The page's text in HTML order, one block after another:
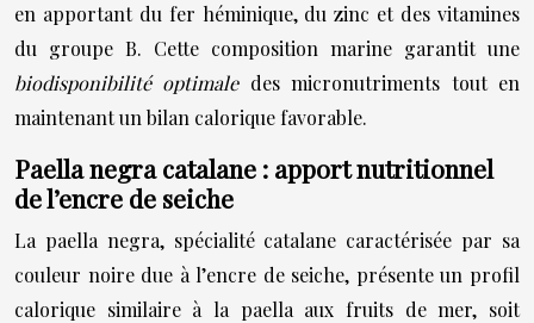
en apportant du fer héminique, du zinc et des vitamines
du groupe B. Cette composition marine garantit une
biodisponibilité optimale des micronutriments tout en
maintenant un bilan calorique favorable.
Paella negra catalane : apport nutritionnel
de l’encre de seiche
La paella negra, spécialité catalane caractérisée par sa
couleur noire due à l’encre de seiche, présente un profil
calorique similaire à la paella aux fruits de mer, soit